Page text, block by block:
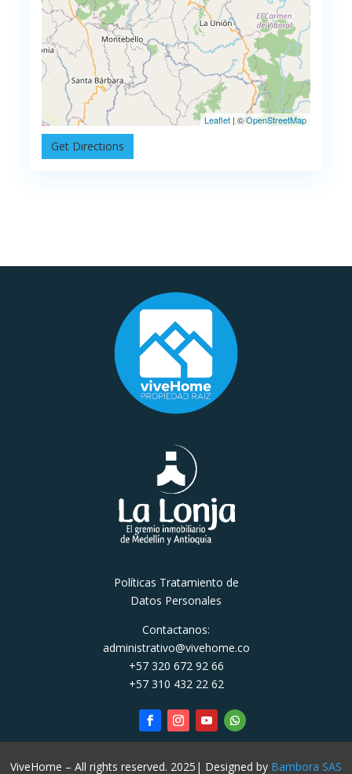
Leaflet| ©OpenStreetMap
Get Directions
Políticas Tratamiento de
Datos Personales
Contactanos:
administrativo@vivehome.co
+57 320 672 92 66
+57 310 432 22 62
ViveHome – All rights reserved. 2025| Designed by Bambora SAS